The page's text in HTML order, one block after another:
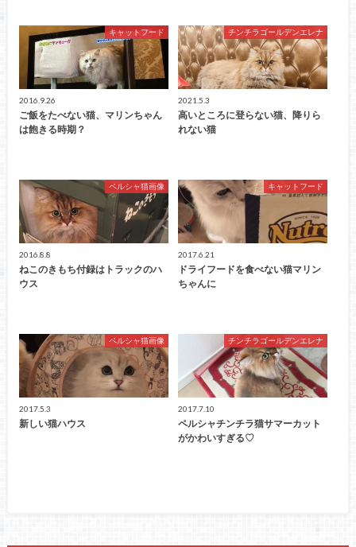
キャットフード
2016.9.26
ご飯をたべない猫、マリンちゃん
は飽きる時期？
チンチラゴールデンエレナ
2021.5.3
高いところに登らない猫、降りら
れない猫
ペルシャ猫画像
2016.8.8
ねこのきもち付録はトラックのハ
ウス
キャットフード
2017.6.21
ドライフードを食べない猫マリン
ちゃんに
ペルシャ猫画像
2017.5.3
新しい猫ハウス
チンチラゴールデンエレナ
2017.7.10
ペルシャチンチラ猫サマーカット
がかわいすぎる♡